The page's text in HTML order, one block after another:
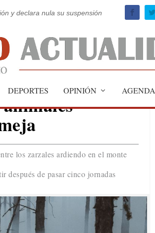
y declara nula su suspensión
DEPORTES OPINIÓN AGENDA
los zarzales ardiendo en el monte
después de pasar cinco jornadas